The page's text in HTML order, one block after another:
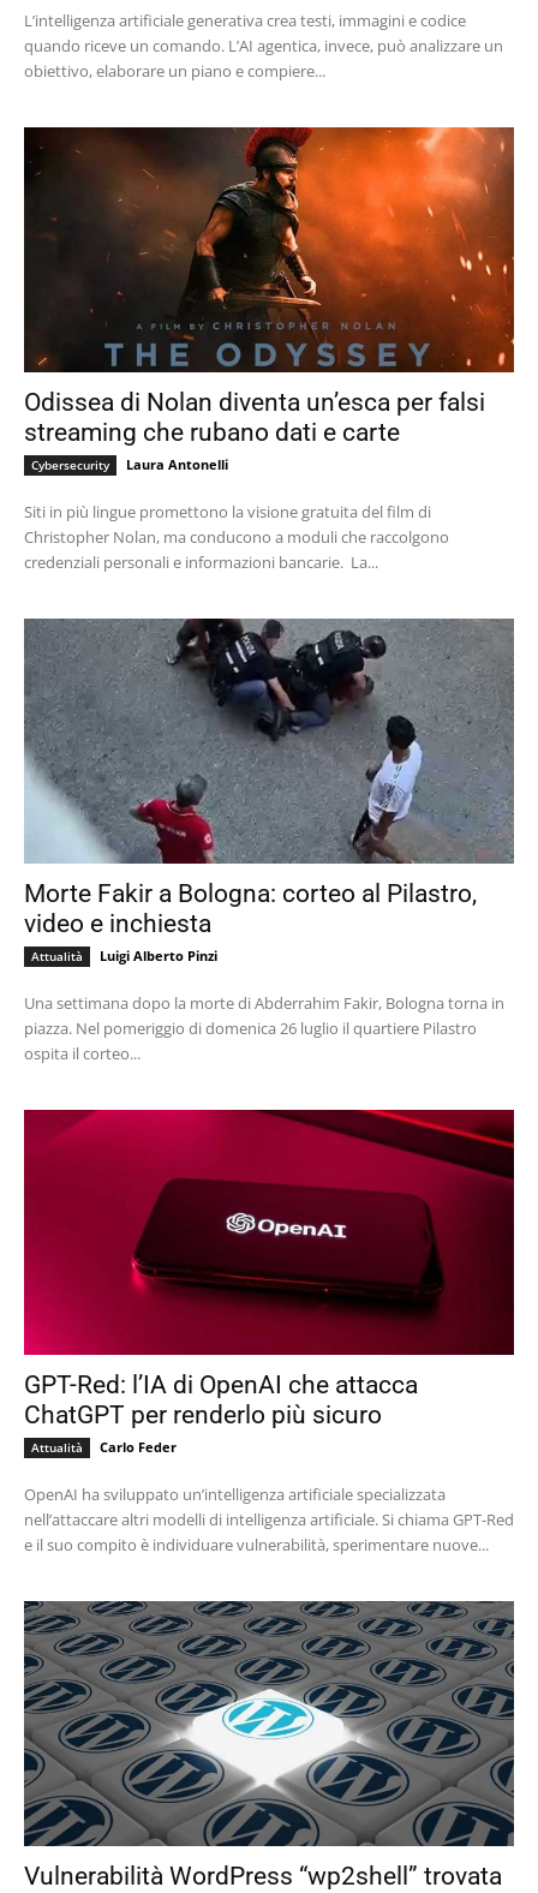
L’intelligenza artificiale generativa crea testi, immagini e codice
quando riceve un comando. L’AI agentica, invece, può analizzare un
obiettivo, elaborare un piano e compiere...
Odissea di Nolan diventa un’esca per falsi
streaming che rubano dati e carte
Cybersecurity Laura Antonelli
Siti in più lingue promettono la visione gratuita del film di
Christopher Nolan, ma conducono a moduli che raccolgono
credenziali personali e informazioni bancarie. La...
Morte Fakir a Bologna: corteo al Pilastro,
video e inchiesta
Attualità Luigi Alberto Pinzi
Una settimana dopo la morte di Abderrahim Fakir, Bologna torna in
piazza. Nel pomeriggio di domenica 26 luglio il quartiere Pilastro
ospita il corteo...
GPT-Red: l’IA di OpenAI che attacca
ChatGPT per renderlo più sicuro
Attualità Carlo Feder
OpenAI ha sviluppato un’intelligenza artificiale specializzata
nell’attaccare altri modelli di intelligenza artificiale. Si chiama GPT-Red
e il suo compito è individuare vulnerabilità, sperimentare nuove...
Vulnerabilità WordPress “wp2shell” trovata